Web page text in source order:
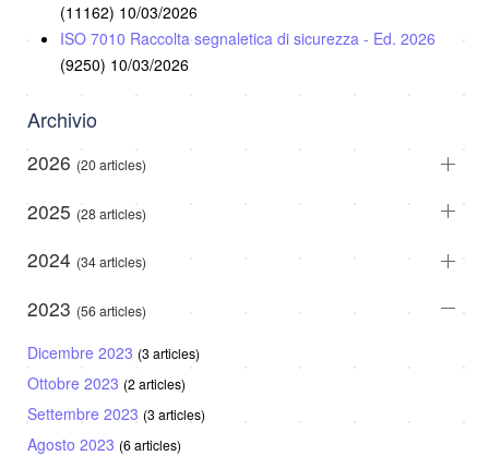
(11162) 10/03/2026
ISO 7010 Raccolta segnaletica di sicurezza - Ed. 2026
(9250) 10/03/2026
Archivio
2026 (20 articles)
2025 (28 articles)
2024 (34 articles)
2023 (56 articles)
Dicembre 2023 (3 articles)
Ottobre 2023 (2 articles)
Settembre 2023 (3 articles)
Agosto 2023 (6 articles)